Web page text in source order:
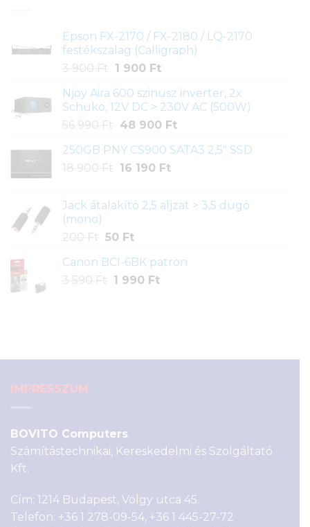
Epson FX-2170 / FX-2180 / LQ-2170
festékszalag (Calligraph)
3 900 Ft
Original
was:
3
900 Ft.
1 900 FtCurrent
is:
1
900 Ft.
Njoy Aira 600 szinusz inverter, 2x
Schuko, 12V DC > 230V AC (500W)
56 990 Ft
Original
was:
56
48 900 FtCurrent
is:
250GB PNY CS900 SATA3 2,5" SSD
18 900 Ft
Original
18
16 190 FtCurrent
16
Jack átalakító 2,5 aljzat > 3,5 dugó
(mono)
200 Ft Original
was:
200 Ft.
50 FtCurrent
is:
50 Ft.
Canon BCI-6BK patron
3 590 Ft
Original
1 990 FtCurrent
IMPRESSZUM
BOVITO Computers
Számítástechnikai, Kereskedelmi és Szolgáltató
Kft.
Cím: 1214 Budapest, Völgy utca 45.
Telefon: +36 1 278-09-54, +36 1 445-27-72